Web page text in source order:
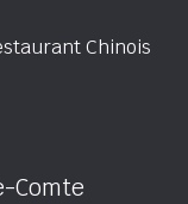
Chinois
Comte